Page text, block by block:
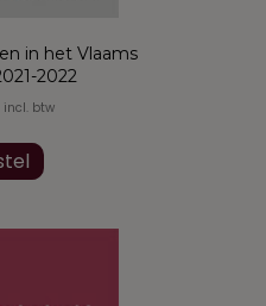
in het Vlaams
2022
incl. btw